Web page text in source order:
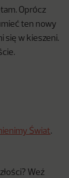
Oprócz
ten nowy
się w kieszeni.
Świat.
Weź